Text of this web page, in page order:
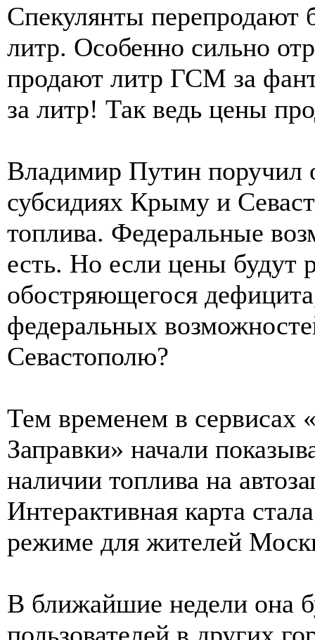
Спекулянты перепродают
литр. Особенно сильно
продают литр ГСМ за
за литр! Так ведь цены
Владимир Путин поручил
субсидиях Крыму и
топлива. Федеральные
есть. Но если цены будут
обостряющегося
федеральных
Севастополю?
Тем временем в сервисах
Заправки» начали
наличии топлива на
Интерактивная карта
режиме для жителей
В ближайшие недели она